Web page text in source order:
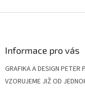
Informace pro vás
GRAFIKA A DESIGN PETER
VZORUJEME JIŽ OD